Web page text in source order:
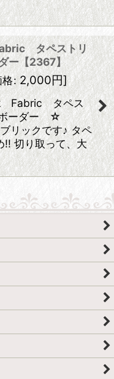
タペストリ
ー【2367】
格: 2,000円]
Fabric タペス
ーダー ☆
リックです♪ タペ
!! 切り取って、大